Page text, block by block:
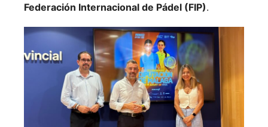
Federación Internacional de Pádel (FIP).